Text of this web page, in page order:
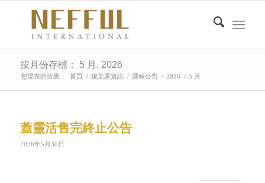
按月份存檔： 5 月, 2026
您現在的位置： 首頁 / 妮芙露資訊 / 課程公告 / 2026 / 5 月
蓋靈活售完終止公告
2026年5月30日